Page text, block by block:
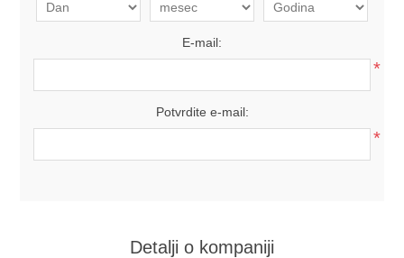
E-mail:
*
Potvrdite e-mail:
*
Detalji o kompaniji